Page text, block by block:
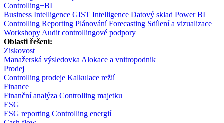
Controlling+BI
Business Intelligence GIST Intelligence Datový sklad Power BI
Controlling Reporting Plánování Forecasting Sdílení a vizualizace
Workshopy Audit controllingové podpory
Oblasti řešení:
Ziskovost
Manažerská výsledovka Alokace a vnitropodnik
Prodej
Controlling prodeje Kalkulace režií
Finance
Finanční analýza Controlling majetku
ESG
ESG reporting Controlling energií